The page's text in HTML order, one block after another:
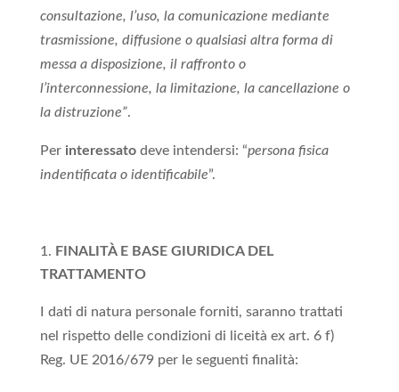
consultazione, l’uso, la comunicazione mediante
trasmissione, diffusione o qualsiasi altra forma di
messa a disposizione, il raffronto o
l’interconnessione, la limitazione, la cancellazione o
la distruzione”.
Per interessatodeve intendersi: “persona fisica
indentificata o identificabile”.
FINALITÀ E BASE GIURIDICA DEL
TRATTAMENTO
I dati di natura personale forniti, saranno trattati
nel rispetto delle condizioni di liceità ex art. 6 f)
Reg. UE 2016/679 per le seguenti finalità: